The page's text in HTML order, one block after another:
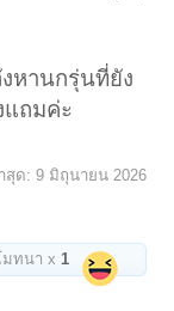
หานกรุ่นที่ยัง
แถมค่ะ
สุด: 9 มิถุนายน 2026
มทนา x1